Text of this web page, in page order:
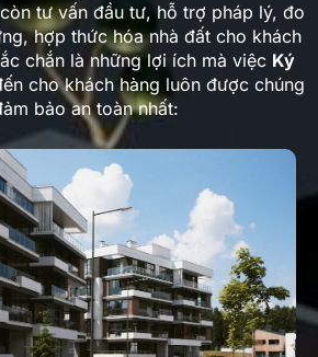
tư vấn đầu tư, hỗ trợ pháp lý, đo
hợp thức hóa nhà đất cho khách
chắn là những lợi ích mà việc Ký
cho khách hàng luôn được chúng
bảo an toàn nhất: